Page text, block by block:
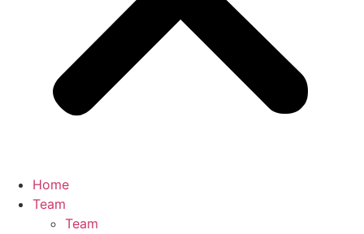
Home
Team
Team